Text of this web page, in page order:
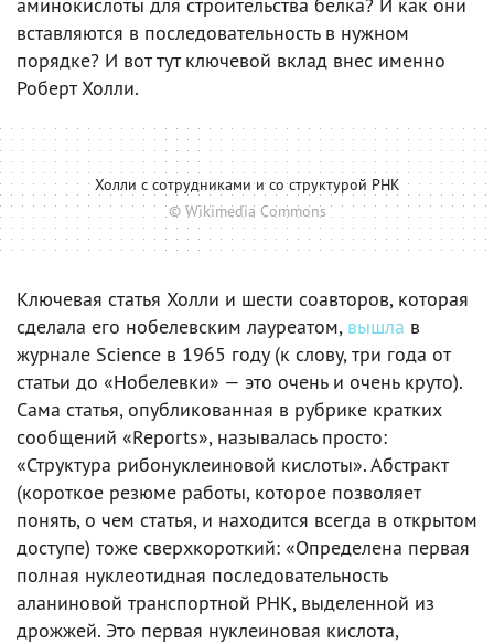
вставляются в последовательность в нужном
порядке? И вот тут ключевой вклад внес именно
Роберт Холли.
Холли с сотрудниками и со структурой РНК
© Wikimedia Commons
Ключевая статья Холли и шести соавторов, которая
сделала его нобелевским лауреатом, вышла в
журнале Science в 1965 году (к слову, три года от
статьи до «Нобелевки» — это очень и очень круто).
Сама статья, опубликованная в рубрике кратких
сообщений «Reports», называлась просто:
«Структура рибонуклеиновой кислоты». Абстракт
(короткое резюме работы, которое позволяет
понять, о чем статья, и находится всегда в открытом
доступе) тоже сверхкороткий: «Определена первая
полная нуклеотидная последовательность
аланиновой транспортной РНК, выделенной из
дрожжей. Это первая нуклеиновая кислота,